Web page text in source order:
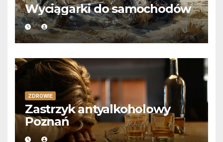
Wyciągarki do samochodów
ZDROWIE
Zastrzyk antyalkoholowy
Poznań